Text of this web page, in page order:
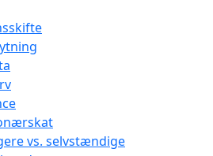
vs. selvstændige